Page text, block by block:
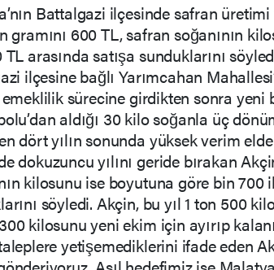
Battalgazi ilçesinde safran
gramını 600 TL, safran soğanının
arasında satışa sunduklarını
ilçesine bağlı Yarımcahan
emeklilik sürecine girdikten sonra yeni
aldığı 30 kilo soğanla üç
dört yılın sonunda yüksek verim
dokuzuncu yılını geride bırakan
kilosunu ise boyutuna göre bin 700
söyledi. Akçin, bu yıl 1 ton 500
kilosunu yeni ekim için ayırıp
yetişemediklerini ifade eden